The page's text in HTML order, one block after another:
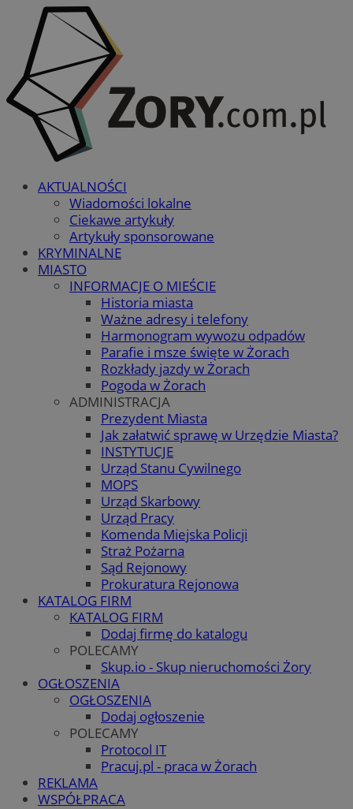
AKTUALNOŚCI
Wiadomości lokalne
Ciekawe artykuły
Artykuły sponsorowane
KRYMINALNE
MIASTO
INFORMACJE O MIEŚCIE
Historia miasta
Ważne adresy i telefony
Harmonogram wywozu odpadów
Parafie i msze święte w Żorach
Rozkłady jazdy w Żorach
Pogoda w Żorach
ADMINISTRACJA
Prezydent Miasta
Jak załatwić sprawę w Urzędzie Miasta?
INSTYTUCJE
Urząd Stanu Cywilnego
MOPS
Urząd Skarbowy
Urząd Pracy
Komenda Miejska Policji
Straż Pożarna
Sąd Rejonowy
Prokuratura Rejonowa
KATALOG FIRM
KATALOG FIRM
Dodaj firmę do katalogu
POLECAMY
Skup.io - Skup nieruchomości Żory
OGŁOSZENIA
OGŁOSZENIA
Dodaj ogłoszenie
POLECAMY
Protocol IT
Pracuj.pl - praca w Żorach
REKLAMA
WSPÓŁPRACA